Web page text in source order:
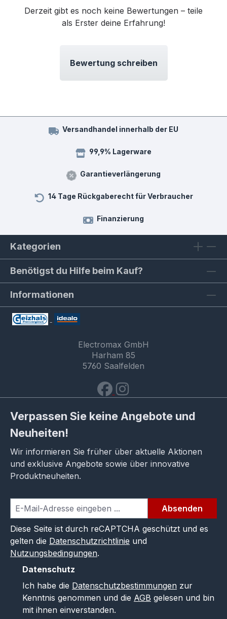
Derzeit gibt es noch keine Bewertungen – teile
als Erster deine Erfahrung!
Bewertung schreiben
Versandhandel innerhalb der EU
99,9% Lagerware
Garantieverlängerung
14 Tage Rückgaberecht für Verbraucher
Finanzierung
Kategorien
Benötigst du Hilfe beim Kauf?
Informationen
Electromax GmbH
Harham 85
5760 Saalfelden
Verpassen Sie keine Angebote und
Neuheiten!
Wir informieren Sie früher über aktuelle Aktionen
und exklusive Angebote sowie über innovative
Produktneuheiten.
Absenden
Diese Seite ist durch reCAPTCHA geschützt und es
gelten die Datenschutzrichtlinie und
Nutzungsbedingungen.
Datenschutz
Ich habe die Datenschutzbestimmungen zur
Kenntnis genommen und die AGB gelesen und bin
mit ihnen einverstanden.